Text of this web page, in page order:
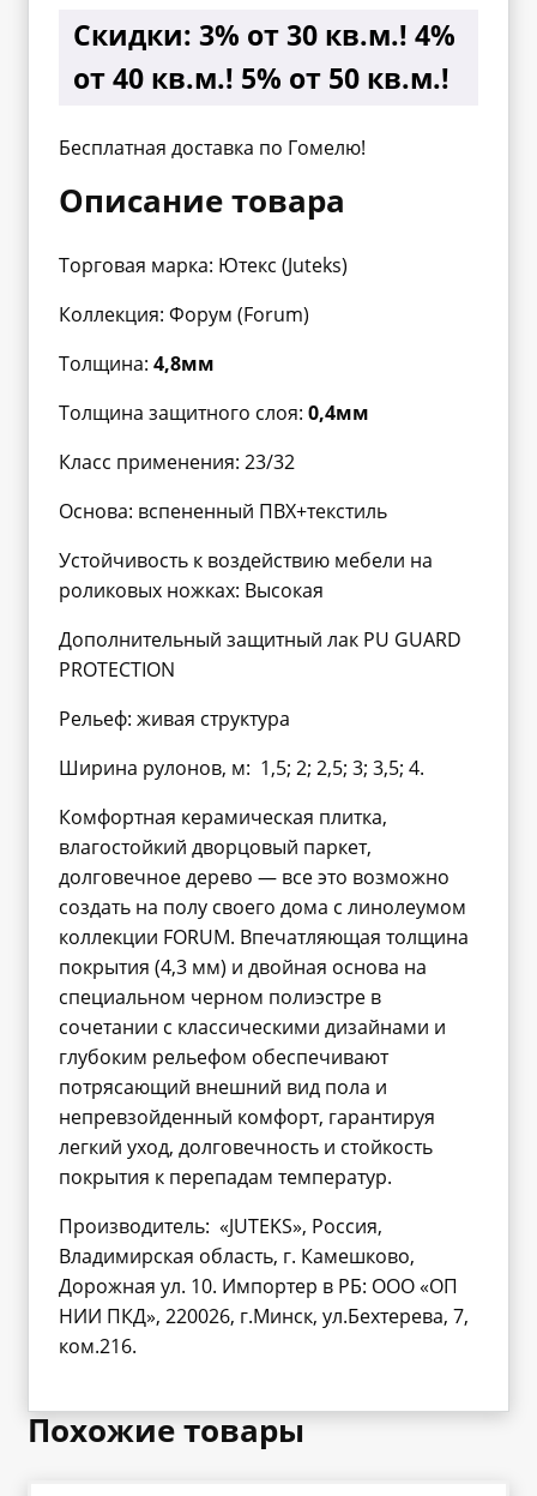
Скидки: 3% от 30 кв.м.! 4%
от 40 кв.м.! 5% от 50 кв.м.!
Бесплатная доставка по Гомелю!
Описание товара
Торговая марка: Ютекс (Juteks)
Коллекция: Форум (Forum)
Толщина: 4,8мм
Толщина защитного слоя: 0,4мм
Класс применения: 23/32
Основа: вспененный ПВХ+текстиль
Устойчивость к воздействию мебели на
роликовых ножках: Высокая
Дополнительный защитный лак PU GUARD
PROTECTION
Рельеф: живая структура
Ширина рулонов, м: 1,5; 2; 2,5; 3; 3,5; 4.
Комфортная керамическая плитка,
влагостойкий дворцовый паркет,
долговечное дерево — все это возможно
создать на полу своего дома с линолеумом
коллекции FORUM. Впечатляющая толщина
покрытия (4,3 мм) и двойная основа на
специальном черном полиэстре в
сочетании с классическими дизайнами и
глубоким рельефом обеспечивают
потрясающий внешний вид пола и
непревзойденный комфорт, гарантируя
легкий уход, долговечность и стойкость
покрытия к перепадам температур.
Производитель: «JUTEKS», Россия,
Владимирская область, г. Камешково,
Дорожная ул. 10. Импортер в РБ: ООО «ОП
НИИ ПКД», 220026, г.Минск, ул.Бехтерева, 7,
ком.216.
Похожие товары